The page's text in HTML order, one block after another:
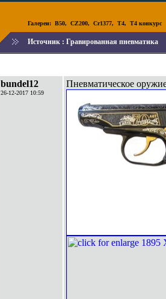
Галереи: B50, CZ200, Cr1377, T4, T4 конкурс
Источник : Гравированная пневматика
bundel12
26-12-2017 10:59
Пневматическое